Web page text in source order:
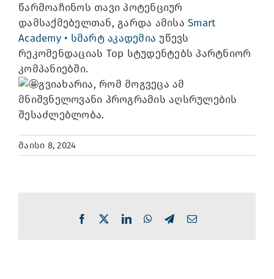
წარმოაჩინოს თავი პოტენციურ
დამსაქმებელთან, გარდა ამისაSmart
Academy • სმარტ აკადემია უწევს
რეკომენდაციას Top სტუდენტებს პარტნიორ
კომპანიებში.
გვიახარია, რომ მოგვეცა ამ
მნიშვნელოვანი პროგრამის აღსრულების
შესაძლებლობა.
მაისი 8, 2024
Facebook LinkedInWhatsApp
TelegramEmail